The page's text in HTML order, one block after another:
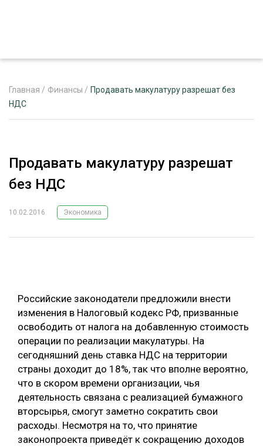
РЕКЛАМОДАТЕЛЯМ
ЛЕСНОЕ ХОЗЯЙСТВО
ЦИФРОВАЯ СРЕДА
БИОЭНЕРГЕТИКА
ЛЕСОВОССТАНОВЛЕНИЕ И ЗАЩИТА
ЛОГИСТИКА
ПРОИЗВОДСТВО ДРЕВЕСНЫХ ПЛИТ
ЦБП
КОМПЛЕКСНАЯ ПЕРЕРАБОТКА
РУБРИКИ
ТЕМАТИЧЕСКИЕ ПРОЕКТЫ
ПОДБОРКИ СТАТЕЙ
Главная / Финансы / Продавать макулатуру разрешат без
НДС
Продавать макулатуру разрешат
без НДС
10.02.2016 Экономика
Российские законодатели предложили внести
изменения в Налоговый кодекс РФ, призванные
освободить от налога на добавленную стоимость
операции по реализации макулатуры. На
сегодняшний день ставка НДС на территории
страны доходит до 18%, так что вполне вероятно,
что в скором времени организации, чья
деятельность связана с реализацией бумажного
вторсырья, смогут заметно сократить свои
расходы. Несмотря на то, что принятие
законопроекта приведёт к сокращению доходов